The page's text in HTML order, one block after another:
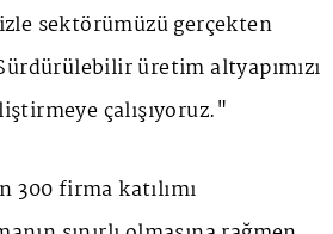
sektörümüzü gerçekten
üretim altyapımızı
çalışıyoruz."
firma katılımı